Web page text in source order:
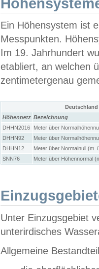
Ein Höhensystem ist
Messpunkten.
Im 19. Jahrhundert
etabliert, an welchen
zentimetergenau
Höhennetz Bezeichnung
DHHN2016
Meter über
DHHN92
Meter über
DHHN12
Meter über Normalnull (m.
SNN76
Meter über Höhennormal
Unter Einzugsgebiet
unterirdisches
Allgemeine